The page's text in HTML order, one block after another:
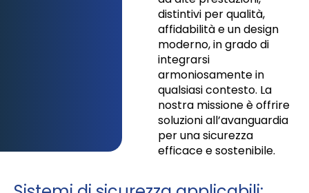
distintivi per qualità,
affidabilità e un design
moderno, in grado di
integrarsi
armoniosamente in
qualsiasi contesto. La
nostra missione è offrire
soluzioni all’avanguardia
per una sicurezza
efficace e sostenibile.